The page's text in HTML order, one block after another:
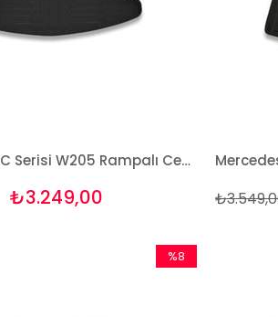
Mercedes C Serisi W205 Rampalı Cepli 2014 Ve Sonrası Paspas ve Bagaj Havuzu Seti
₺3.249,00
%8